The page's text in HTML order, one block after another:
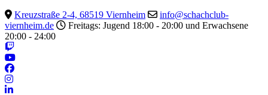
Kreuzstraße 2-4, 68519 Viernheim
info@schachclub-
viernheim.de
Freitags: Jugend 18:00 - 20:00 und Erwachsene
20:00 - 24:00